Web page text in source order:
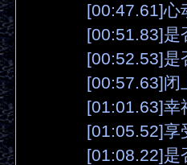
[00:47.61]心
[00:51.83]是
[00:52.53]是
[00:57.63]闭
[01:01.63]幸
[01:05.52]享
[01:08.22]是